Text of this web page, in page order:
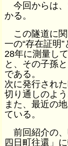
今回からは、
かる。
この隧道に関
一の“存在証明
28年に測量し
と、その子孫
である。
次に発行され
切り通しのよ
また、最近の
ている。
前回紹介の、
四日町往還」